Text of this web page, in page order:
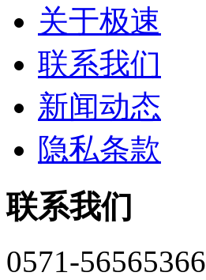
关于极速
联系我们
新闻动态
隐私条款
联系我们
0571-56565366